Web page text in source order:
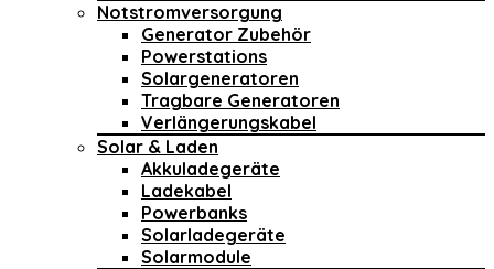
Notstromversorgung
Generator Zubehör
Powerstations
Solargeneratoren
Tragbare Generatoren
Verlängerungskabel
Solar & Laden
Akkuladegeräte
Ladekabel
Powerbanks
Solarladegeräte
Solarmodule